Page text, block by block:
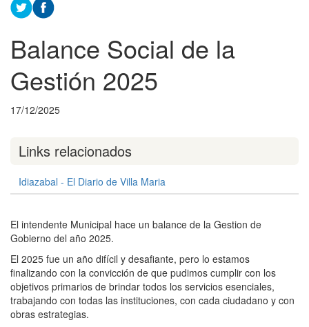
Balance Social de la
Gestión 2025
17/12/2025
Links relacionados
Idiazabal - El Diario de Villa Maria
El intendente Municipal hace un balance de la Gestion de
Gobierno del año 2025.
El 2025 fue un año difícil y desafiante, pero lo estamos
finalizando con la convicción de que pudimos cumplir con los
objetivos primarios de brindar todos los servicios esenciales,
trabajando con todas las instituciones, con cada ciudadano y con
obras estrategias.